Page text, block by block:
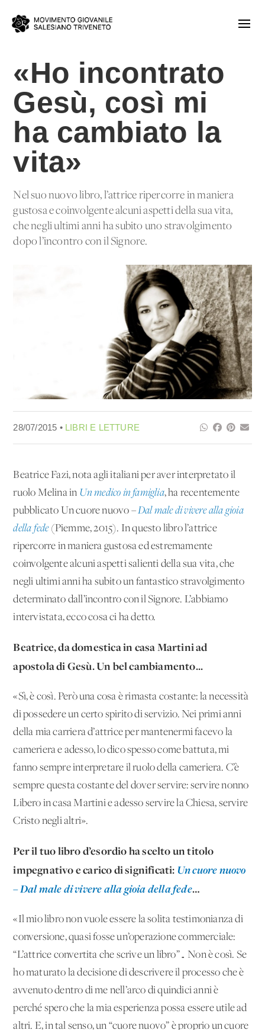
«Ho incontrato
Gesù, così mi
ha cambiato la
vita»
Nel suo nuovo libro, l’attrice ripercorre in maniera
gustosa e coinvolgente alcuni aspetti della sua vita,
che negli ultimi anni ha subito uno stravolgimento
dopo l’incontro con il Signore.
28/07/2015 • LIBRI E LETTURE
Beatrice Fazi, nota agli italiani per aver interpretato il
ruolo Melina in Un medico in famiglia, ha recentemente
pubblicato Un cuore nuovo –Dal male di vivere alla gioia
della fede(Piemme, 2015). In questo libro l’attrice
ripercorre in maniera gustosa ed estremamente
coinvolgente alcuni aspetti salienti della sua vita, che
negli ultimi anni ha subito un fantastico stravolgimento
determinato dall’incontro con il Signore. L’abbiamo
intervistata, ecco cosa ci ha detto.
Beatrice, da domestica in casa Martini ad
apostola di Gesù. Un bel cambiamento...
«Sì, è così. Però una cosa è rimasta costante: la necessità
di possedere un certo spirito di servizio. Nei primi anni
della mia carriera d’attrice per mantenermi facevo la
cameriera e adesso, lo dico spesso come battuta, mi
fanno sempre interpretare il ruolo della cameriera. C’è
sempre questa costante del dover servire: servire nonno
Libero in casa Martini e adesso servire la Chiesa, servire
Cristo negli altri».
Per il tuo libro d’esordio ha scelto un titolo
impegnativo e carico di significati: Un cuore nuovo
– Dal male di vivere alla gioia della fede…
«Il mio libro non vuole essere la solita testimonianza di
conversione, quasi fosse un’operazione commerciale:
“L’attrice convertita che scrive un libro”… Non è così. Se
ho maturato la decisione di descrivere il processo che è
avvenuto dentro di me nell’arco di quindici anni è
perché spero che la mia esperienza possa essere utile ad
altri. E, in tal senso, un “cuore nuovo” è proprio un cuore